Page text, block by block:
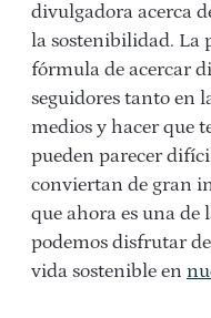
divulgadora acerca
la sostenibilidad. La
fórmula de acercar
seguidores tanto en
medios y hacer que
pueden parecer
conviertan de gran
que ahora es una de
podemos disfrutar
vida sostenible en